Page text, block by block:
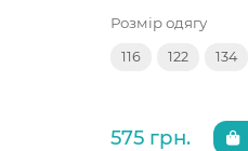
Розмір одягу
116 122 134
575 грн.